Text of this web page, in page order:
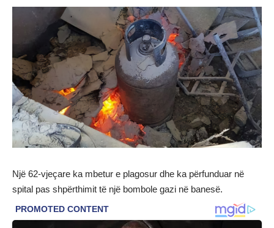
Një 62-vjeçare ka mbetur e plagosur dhe ka përfunduar në
spital pas shpërthimit të një bombole gazi në banesë.